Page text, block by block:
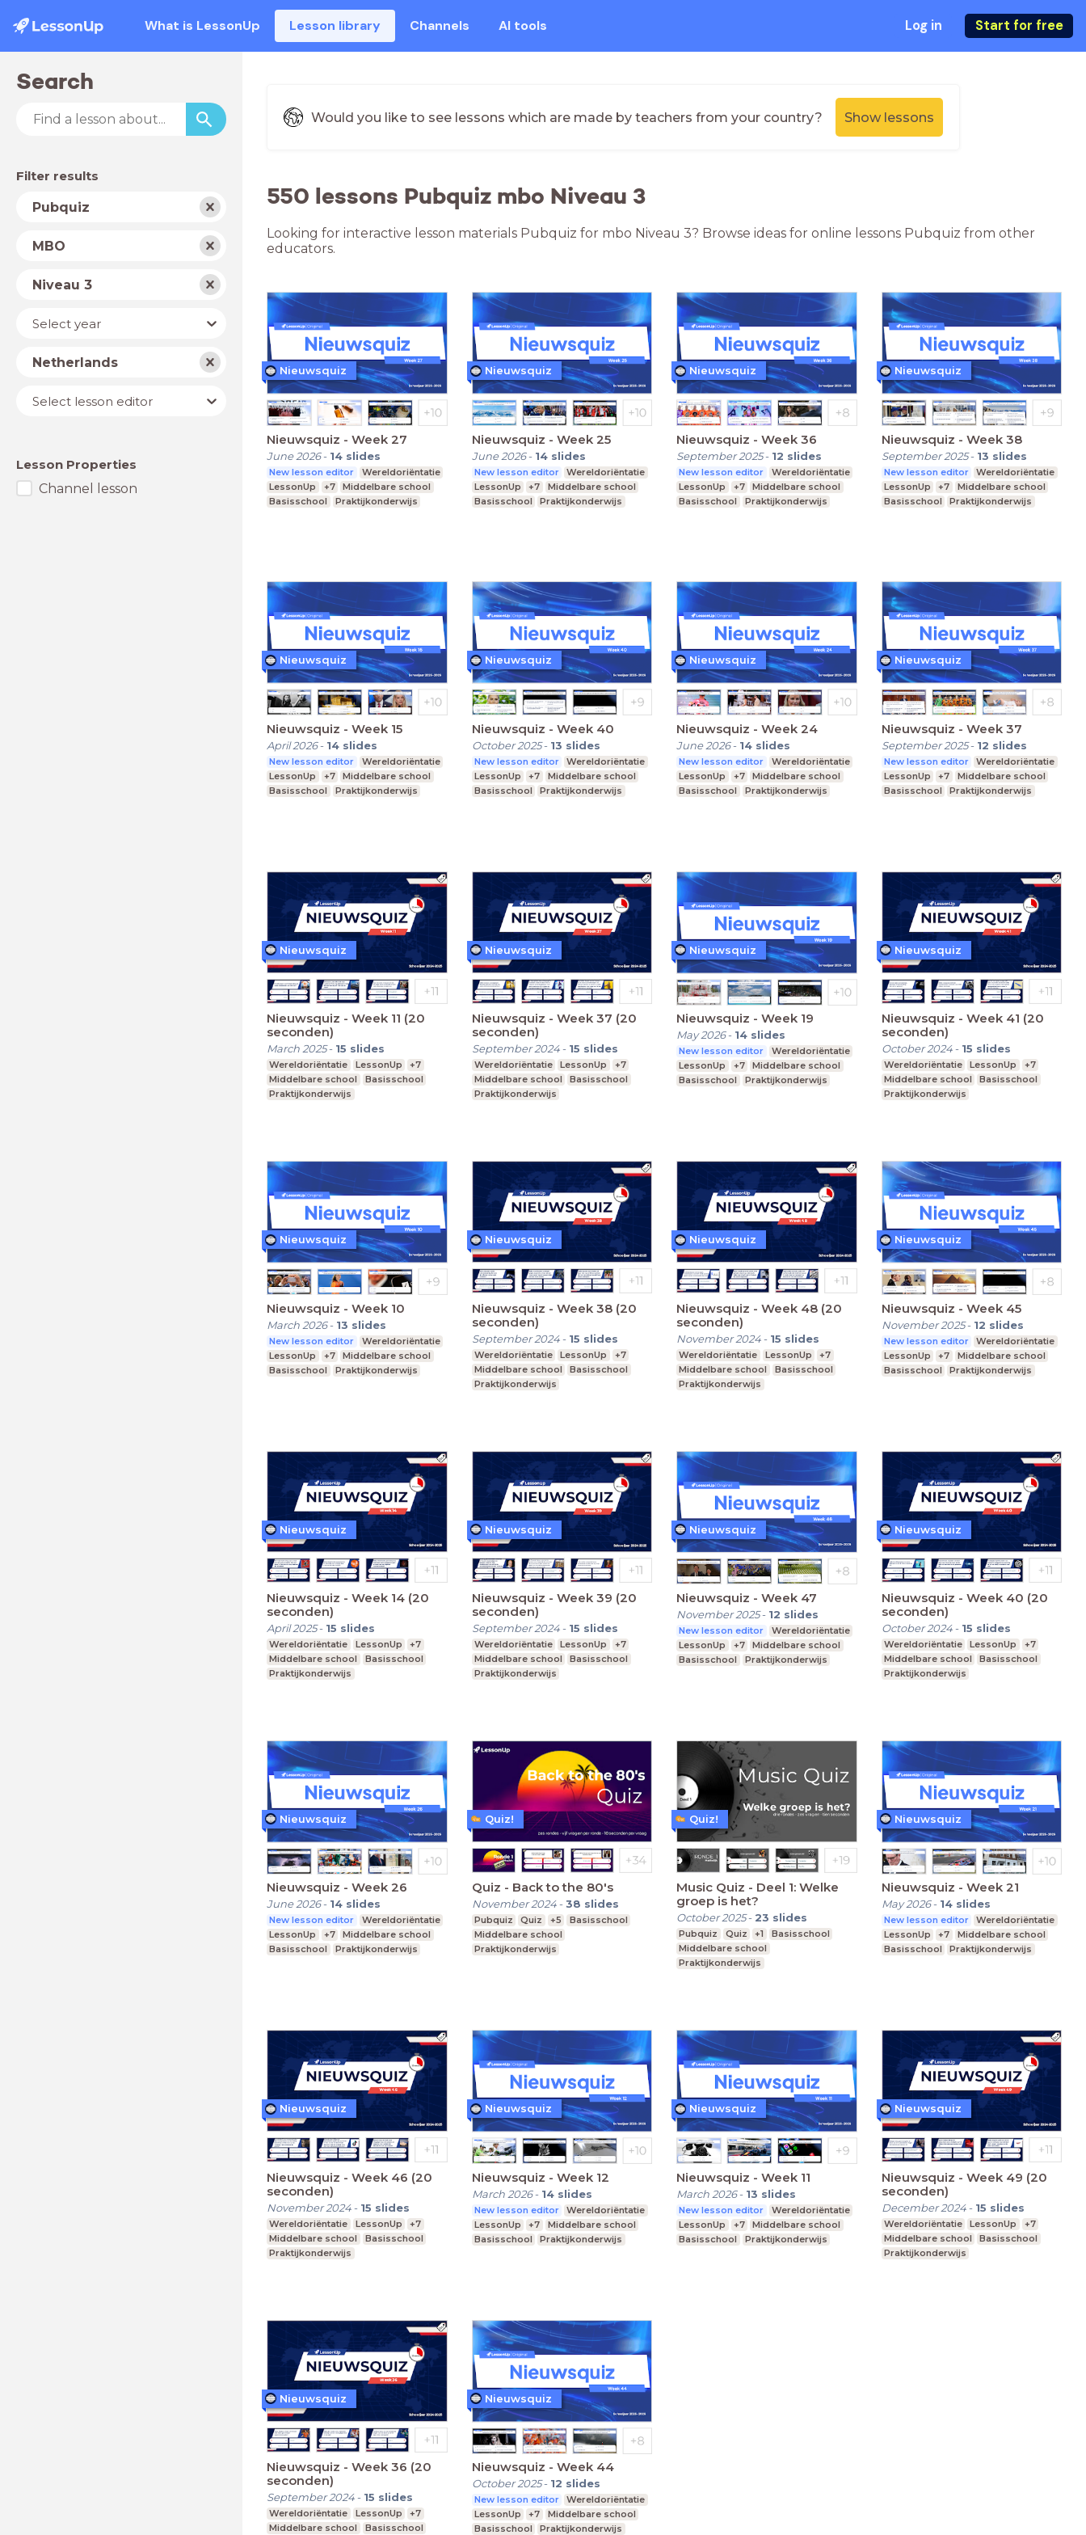
What is LessonUp Lesson library Channels AI tools Log in Start for free
Search
Filter results
Subject
Pubquiz
School
typeMBO
LevelNiveau 3
YearSelect year
Country
Netherlands
Lesson
editor
Select lesson editor
Lesson Properties
Channel lesson
Would you like to see lessons which are made by teachers from your country? Show lessons
550 lessons Pubquiz mbo Niveau 3
Looking for interactive lesson materials Pubquiz for mbo Niveau 3? Browse ideas for online lessons Pubquiz from other
educators.
Nieuwsquiz - Week 27
June 2026- 14 slides
New lesson editor
Wereldoriëntatie
LessonUp
+7
Middelbare school
Basisschool
Praktijkonderwijs
Nieuwsquiz
Nieuwsquiz - Week 25
June 2026- 14 slides
New lesson editor
Wereldoriëntatie
LessonUp
+7
Middelbare school
Basisschool
Praktijkonderwijs
Nieuwsquiz
Nieuwsquiz - Week 36
September 2025- 12 slides
New lesson editor
Wereldoriëntatie
LessonUp
+7
Middelbare school
Basisschool
Praktijkonderwijs
Nieuwsquiz
Nieuwsquiz - Week 38
September 2025- 13 slides
New lesson editor
Wereldoriëntatie
LessonUp
+7
Middelbare school
Basisschool
Praktijkonderwijs
Nieuwsquiz
Nieuwsquiz - Week 15
April 2026- 14 slides
New lesson editor
Wereldoriëntatie
LessonUp
+7
Middelbare school
Basisschool
Praktijkonderwijs
Nieuwsquiz
Nieuwsquiz - Week 40
October 2025- 13 slides
New lesson editor
Wereldoriëntatie
LessonUp
+7
Middelbare school
Basisschool
Praktijkonderwijs
Nieuwsquiz
Nieuwsquiz - Week 24
June 2026- 14 slides
New lesson editor
Wereldoriëntatie
LessonUp
+7
Middelbare school
Basisschool
Praktijkonderwijs
Nieuwsquiz
Nieuwsquiz - Week 37
September 2025- 12 slides
New lesson editor
Wereldoriëntatie
LessonUp
+7
Middelbare school
Basisschool
Praktijkonderwijs
Nieuwsquiz
Nieuwsquiz - Week 11 (20
seconden)
March 2025- 15 slides
Wereldoriëntatie LessonUp
+7
Middelbare school
Basisschool
Praktijkonderwijs
Nieuwsquiz
Nieuwsquiz - Week 37 (20
seconden)
September 2024- 15 slides
Wereldoriëntatie LessonUp
+7
Middelbare school
Basisschool
Praktijkonderwijs
Nieuwsquiz
Nieuwsquiz - Week 19
May 2026- 14 slides
New lesson editor
Wereldoriëntatie
LessonUp
+7
Middelbare school
Basisschool
Praktijkonderwijs
Nieuwsquiz
Nieuwsquiz - Week 41 (20
seconden)
October 2024- 15 slides
Wereldoriëntatie LessonUp
+7
Middelbare school
Basisschool
Praktijkonderwijs
Nieuwsquiz
Nieuwsquiz - Week 10
March 2026- 13 slides
New lesson editor
Wereldoriëntatie
LessonUp
+7
Middelbare school
Basisschool
Praktijkonderwijs
Nieuwsquiz
Nieuwsquiz - Week 38 (20
seconden)
September 2024- 15 slides
Wereldoriëntatie LessonUp
+7
Middelbare school
Basisschool
Praktijkonderwijs
Nieuwsquiz
Nieuwsquiz - Week 48 (20
seconden)
November 2024- 15 slides
Wereldoriëntatie LessonUp
+7
Middelbare school
Basisschool
Praktijkonderwijs
Nieuwsquiz
Nieuwsquiz - Week 45
November 2025- 12 slides
New lesson editor
Wereldoriëntatie
LessonUp
+7
Middelbare school
Basisschool
Praktijkonderwijs
Nieuwsquiz
Nieuwsquiz - Week 14 (20
seconden)
April 2025- 15 slides
Wereldoriëntatie LessonUp
+7
Middelbare school
Basisschool
Praktijkonderwijs
Nieuwsquiz
Nieuwsquiz - Week 39 (20
seconden)
September 2024- 15 slides
Wereldoriëntatie LessonUp
+7
Middelbare school
Basisschool
Praktijkonderwijs
Nieuwsquiz
Nieuwsquiz - Week 47
November 2025- 12 slides
New lesson editor
Wereldoriëntatie
LessonUp
+7
Middelbare school
Basisschool
Praktijkonderwijs
Nieuwsquiz
Nieuwsquiz - Week 40 (20
seconden)
October 2024- 15 slides
Wereldoriëntatie LessonUp
+7
Middelbare school
Basisschool
Praktijkonderwijs
Nieuwsquiz
Nieuwsquiz - Week 26
June 2026- 14 slides
New lesson editor
Wereldoriëntatie
LessonUp
+7
Middelbare school
Basisschool
Praktijkonderwijs
Nieuwsquiz
Quiz - Back to the 80's
November 2024-38 slides
Pubquiz Quiz +5
Basisschool
Middelbare school
Praktijkonderwijs
Quiz!
Music Quiz - Deel 1: Welke
groep is het?
October 2025- 23 slides
Pubquiz Quiz +1
Basisschool
Middelbare school
Praktijkonderwijs
Quiz!
Nieuwsquiz - Week 21
May 2026- 14 slides
New lesson editor
Wereldoriëntatie
LessonUp
+7
Middelbare school
Basisschool
Praktijkonderwijs
Nieuwsquiz
Nieuwsquiz - Week 46 (20
seconden)
November 2024- 15 slides
Wereldoriëntatie LessonUp
+7
Middelbare school
Basisschool
Praktijkonderwijs
Nieuwsquiz
Nieuwsquiz - Week 12
March 2026- 14 slides
New lesson editor
Wereldoriëntatie
LessonUp
+7
Middelbare school
Basisschool
Praktijkonderwijs
Nieuwsquiz
Nieuwsquiz - Week 11
March 2026- 13 slides
New lesson editor
Wereldoriëntatie
LessonUp
+7
Middelbare school
Basisschool
Praktijkonderwijs
Nieuwsquiz
Nieuwsquiz - Week 49 (20
seconden)
December 2024- 15 slides
Wereldoriëntatie LessonUp
+7
Middelbare school
Basisschool
Praktijkonderwijs
Nieuwsquiz
Nieuwsquiz - Week 36 (20
seconden)
September 2024- 15 slides
Wereldoriëntatie LessonUp
+7
Middelbare school
Basisschool
Nieuwsquiz
Nieuwsquiz - Week 44
October 2025- 12 slides
New lesson editor
Wereldoriëntatie
LessonUp
+7
Middelbare school
Basisschool
Praktijkonderwijs
Nieuwsquiz